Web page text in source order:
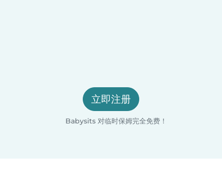
立即注册
Babysits 对临时保姆完全免费！